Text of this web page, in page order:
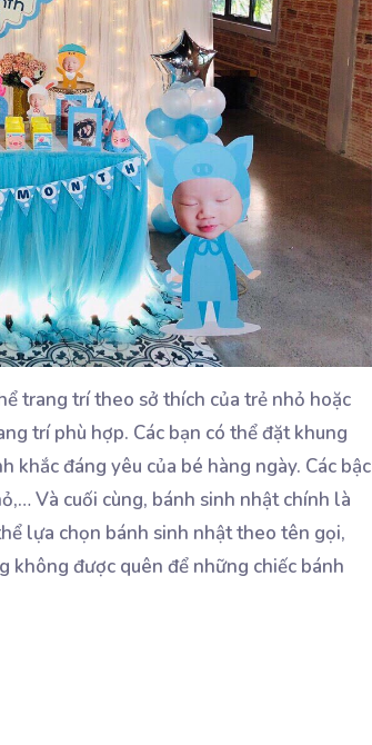
trang trí theo sở thích của trẻ nhỏ hoặc
trí phù hợp. Các bạn có thể đặt khung
đáng yêu của bé hàng ngày. Các bậc
Và cuối cùng, bánh sinh nhật chính là
lựa chọn bánh sinh nhật theo tên gọi,
không được quên để những chiếc bánh